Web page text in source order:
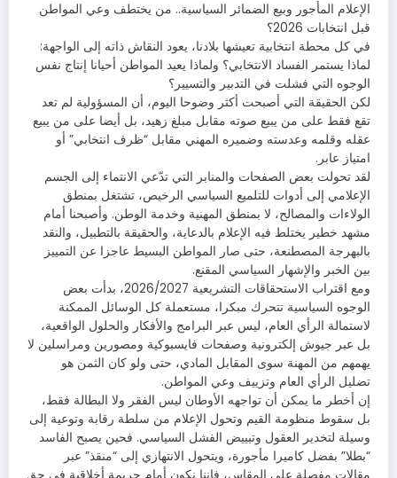
الإعلام المأجور وبيع الضمائر السياسية.. من يختطف وعي المواطن
قبل انتخابات 2026؟
في كل محطة انتخابية تعيشها بلادنا، يعود النقاش ذاته إلى الواجهة:
لماذا يستمر الفساد الانتخابي؟ ولماذا يعيد المواطن أحيانا إنتاج نفس
الوجوه التي فشلت في التدبير والتسيير؟
لكن الحقيقة التي أصبحت أكثر وضوحا اليوم، أن المسؤولية لم تعد
تقع فقط على من يبيع صوته مقابل مبلغ زهيد، بل أيضا على من يبيع
عقله وقلمه وعدسته وضميره المهني مقابل “ظرف انتخابي” أو
امتياز عابر.
لقد تحولت بعض الصفحات والمنابر التي تدّعي الانتماء إلى الجسم
الإعلامي إلى أدوات للتلميع السياسي الرخيص، تشتغل بمنطق
الولاءات والمصالح، لا بمنطق المهنية وخدمة الوطن. وأصبحنا أمام
مشهد خطير يختلط فيه الإعلام بالدعاية، والحقيقة بالتطبيل، والنقد
بالبهرجة المصطنعة، حتى صار المواطن البسيط عاجزا عن التمييز
بين الخبر والإشهار السياسي المقنع.
ومع اقتراب الاستحقاقات التشريعية 2026/2027، بدأت بعض
الوجوه السياسية تتحرك مبكرا، مستعملة كل الوسائل الممكنة
لاستمالة الرأي العام، ليس عبر البرامج والأفكار والحلول الواقعية،
بل عبر جيوش إلكترونية وصفحات فايسبوكية ومصورين ومراسلين لا
يهمهم من المهنة سوى المقابل المادي، حتى ولو كان الثمن هو
تضليل الرأي العام وتزييف وعي المواطن.
إن أخطر ما يمكن أن تواجهه الأوطان ليس الفقر ولا البطالة فقط،
بل سقوط منظومة القيم وتحول الإعلام من سلطة رقابة وتوعية إلى
وسيلة لتخدير العقول وتبييض الفشل السياسي. فحين يصبح الفاسد
“بطلا” بفضل كاميرا مأجورة، ويتحول الانتهازي إلى “منقذ” عبر